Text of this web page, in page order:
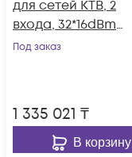
для сетей КТВ, 2
входа, 32*16dBm
выхода
Под заказ
1 335 021 ₸
В корзину